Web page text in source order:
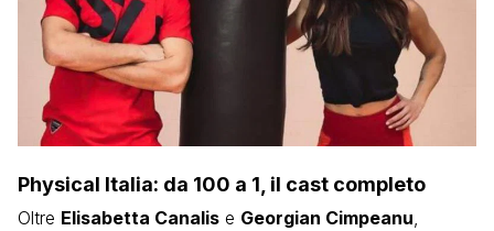
Physical Italia: da 100 a 1, il cast completo
Oltre Elisabetta Canalis e Georgian Cimpeanu